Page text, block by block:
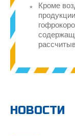
Кроме
НОВОСТИ